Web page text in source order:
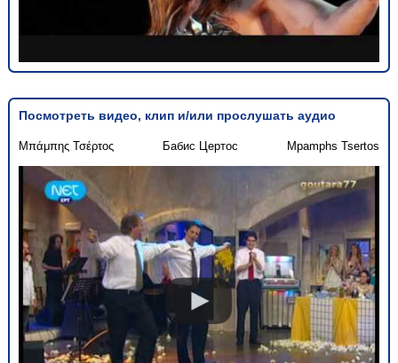
Посмотреть видео, клип и/или прослушать аудио
Μπάμπης Τσέρτος Бабис Цертос Mpamphs Tsertos